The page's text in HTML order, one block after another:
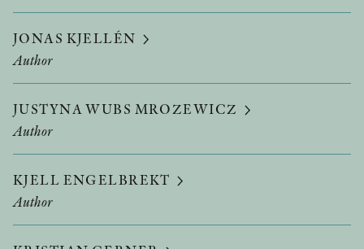
JONAS KJELLÉN
Author
JUSTYNA WUBS MROZEWICZ
Author
KJELL ENGELBREKT
Author